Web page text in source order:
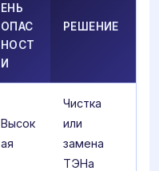
ЕНЬ
ОПАС
НОСТ
И
РЕШЕНИЕ
Высок
ая
Чистка
или
замена
ТЭНа